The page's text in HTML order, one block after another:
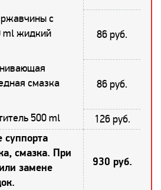
с
ml жидкий
86 руб.
смазка
86 руб.
500 ml 126 руб.
смазка. При
замене
930 руб.